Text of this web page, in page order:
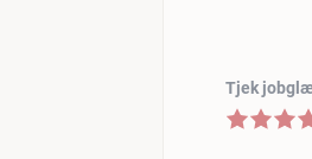
Tjek
4 af 5